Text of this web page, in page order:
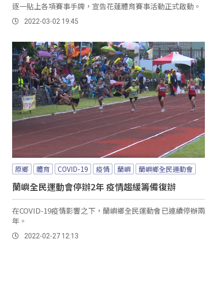
逐一貼上各項賽事手牌，宣告花蓮體育賽事活動正式啟動。
2022-03-02 19:45
原鄉 體育 COVID-19 疫情 蘭嶼 蘭嶼鄉全民運動會
蘭嶼全民運動會停辦2年 疫情趨緩籌備復辦
在COVID-19疫情影響之下，蘭嶼鄉全民運動會已連續停辦兩
年。
2022-02-27 12:13